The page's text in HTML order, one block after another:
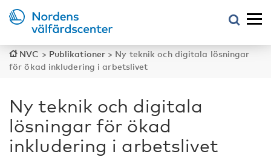
NVC > Publikationer > Ny teknik och digitala lösningar
för ökad inkludering i arbetslivet
Ny teknik och digitala
lösningar för ökad
inkludering i arbetslivet